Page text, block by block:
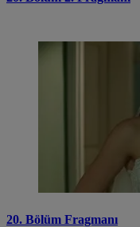
20. Bölüm Fragmanı